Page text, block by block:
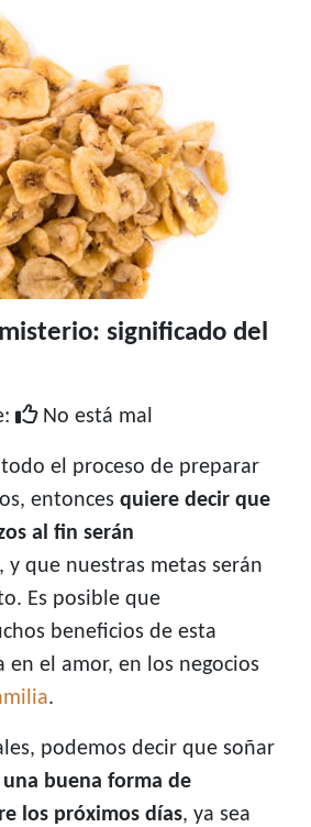
significado del
No está mal
el proceso de preparar
entonces quiere decir que
al fin serán
, y que nuestras metas serán
Es posible que
beneficios de esta
en el amor, en los negocios
.
podemos decir que soñar
una buena forma de
los próximos días, ya sea